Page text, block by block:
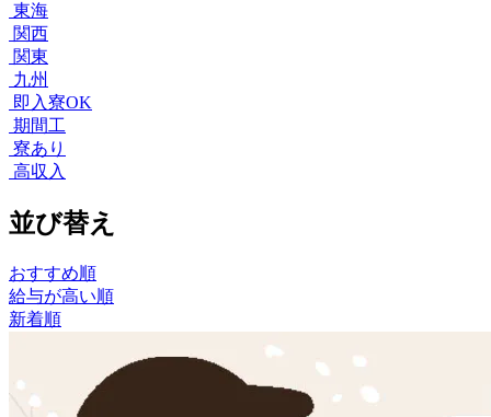
東海
関西
関東
九州
即入寮OK
期間工
寮あり
高収入
並び替え
おすすめ順
給与が高い順
新着順